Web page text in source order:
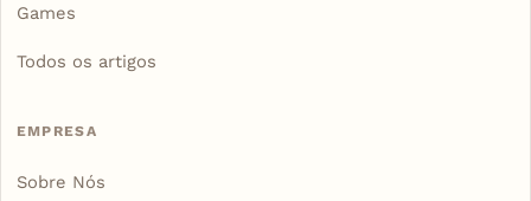
Games
Todos os artigos
EMPRESA
Sobre Nós